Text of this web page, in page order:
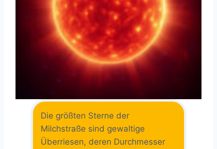
Die größten Sterne der
Milchstraße sind gewaltige
Überriesen, deren Durchmesser